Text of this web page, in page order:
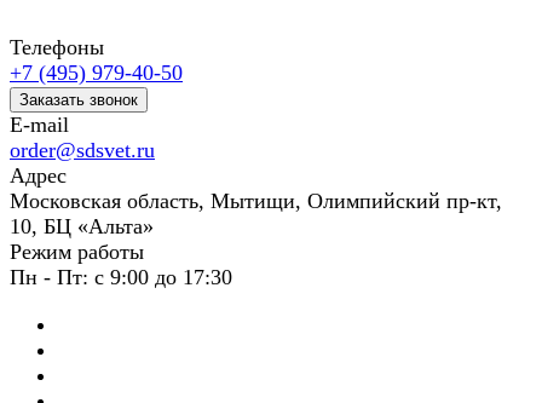
Телефоны
+7 (495) 979-40-50
Заказать звонок
E-mail
order@sdsvet.ru
Адрес
Московская область, Мытищи, Олимпийский пр-кт,
10, БЦ «Альта»
Режим работы
Пн - Пт: с 9:00 до 17:30